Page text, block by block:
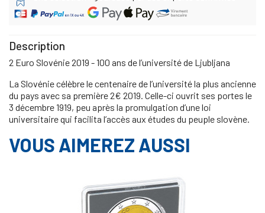
Description
2 Euro Slovénie 2019 - 100 ans de l’université de Ljubljana
La Slovénie célèbre le centenaire de l’université la plus ancienne
du pays avec sa première 2€ 2019. Celle-ci ouvrit ses portes le
3 décembre 1919, peu après la promulgation d’une loi
universitaire qui facilita l’accès aux études du peuple slovène.
VOUS AIMEREZ AUSSI